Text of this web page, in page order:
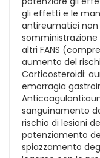
gli effetti e le
antireumatici non
altri FANS
aumento del
Corticosteroidi:
emorragia
sanguinamento
rischio di lesioni
potenziamento
spiazzamento